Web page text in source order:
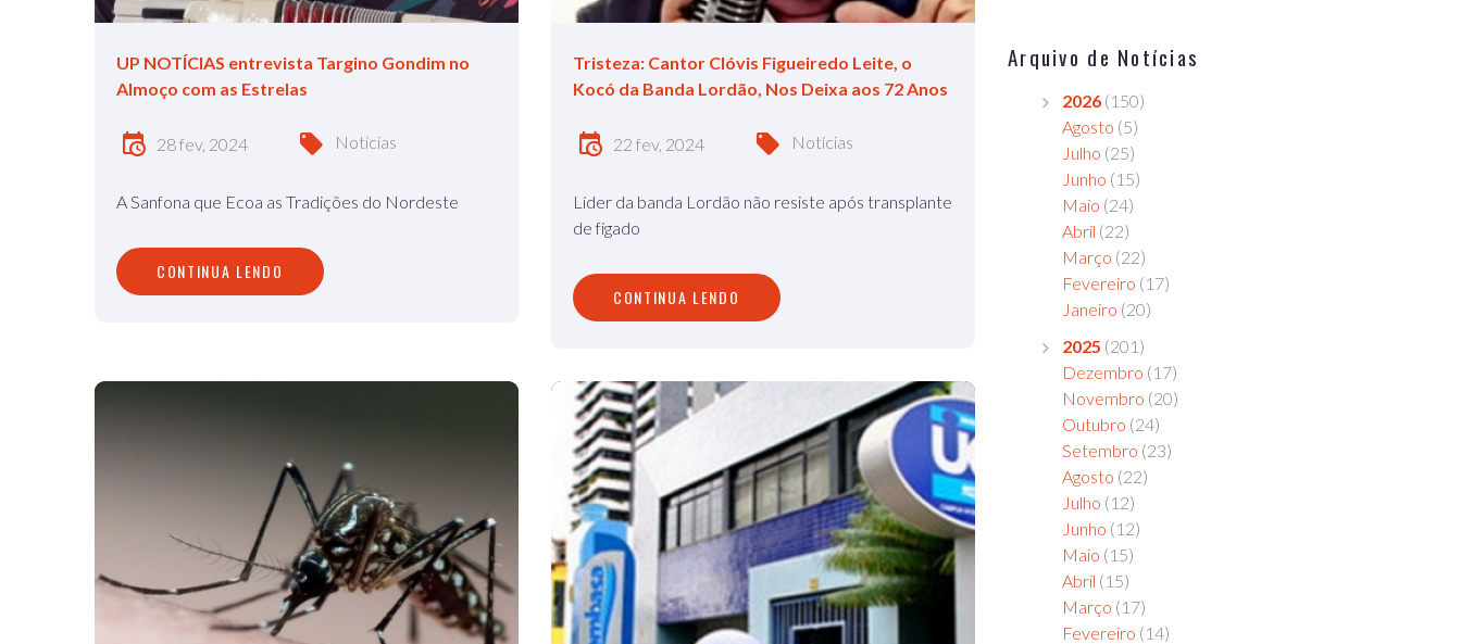
UP NOTÍCIAS entrevista Targino Gondim no
Almoço com as Estrelas
28 fev, 2024 Notícias
A Sanfona que Ecoa as Tradições do Nordeste
CONTINUA LENDO
Tristeza: Cantor Clóvis Figueiredo Leite, o
Kocó da Banda Lordão, Nos Deixa aos 72 Anos
22 fev, 2024 Notícias
Líder da banda Lordão não resiste após transplante
de fígado
CONTINUA LENDO
Arquivo de Notícias
2026 (150)
Agosto (5)
Julho (25)
Junho (15)
Maio (24)
Abril (22)
Março (22)
Fevereiro (17)
Janeiro (20)
2025 (201)
Dezembro (17)
Novembro (20)
Outubro (24)
Setembro (23)
Agosto (22)
Julho (12)
Junho (12)
Maio (15)
Abril (15)
Março (17)
Fevereiro (14)